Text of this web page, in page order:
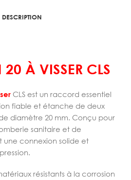
DESCRIPTION
À VISSER CLS
CLS est un raccord essentiel
fiable et étanche de deux
diamètre 20 mm. Conçu pour
sanitaire et de
connexion solide et
résistants à la corrosion